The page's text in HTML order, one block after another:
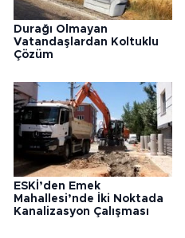
Durağı Olmayan
Vatandaşlardan Koltuklu
Çözüm
ESKİ’den Emek
Mahallesi’nde İki Noktada
Kanalizasyon Çalışması